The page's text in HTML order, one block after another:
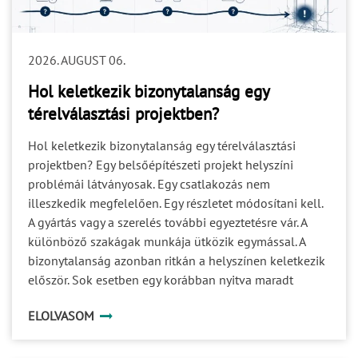
2026. AUGUST 06.
Hol keletkezik bizonytalanság egy
térelválasztási projektben?
Hol keletkezik bizonytalanság egy térelválasztási
projektben? Egy belsőépítészeti projekt helyszíni
problémái látványosak. Egy csatlakozás nem
illeszkedik megfelelően. Egy részletet módosítani kell.
A gyártás vagy a szerelés további egyeztetésre vár. A
különböző szakágak munkája ütközik egymással. A
bizonytalanság azonban ritkán a helyszínen keletkezik
először. Sok esetben egy korábban nyitva maradt
a tervezés során még kisebb részletnek tűnik, az a
ELOLVASOM